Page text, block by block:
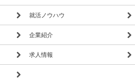
就活ノウハウ
企業紹介
求人情報